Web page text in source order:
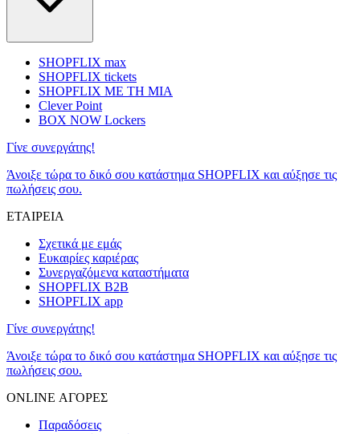
SHOPFLIX max
SHOPFLIX tickets
SHOPFLIX ΜΕ ΤΗ ΜΙΑ
Clever Point
BOX NOW Lockers
Γίνε συνεργάτης!
Άνοιξε τώρα το δικό σου κατάστημα SHOPFLIX και αύξησε τις
πωλήσεις σου.
ΕΤΑΙΡΕΙΑ
Σχετικά με εμάς
Ευκαιρίες καριέρας
Συνεργαζόμενα καταστήματα
SHOPFLIX B2B
SHOPFLIX app
Γίνε συνεργάτης!
Άνοιξε τώρα το δικό σου κατάστημα SHOPFLIX και αύξησε τις
πωλήσεις σου.
ONLINE ΑΓΟΡΕΣ
Παραδόσεις